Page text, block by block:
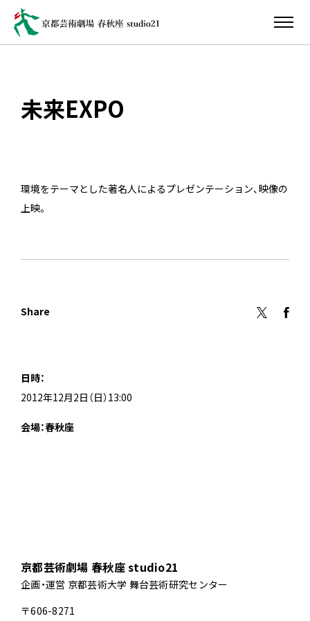
未来EXPO
環境をテーマとした著名人によるプレゼンテーション、映像の
上映。
Share
日時：
2012年12月2日（日）13:00
会場：春秋座
京都芸術劇場 春秋座 studio21
企画・運営 京都芸術大学 舞台芸術研究センター
〒606-8271